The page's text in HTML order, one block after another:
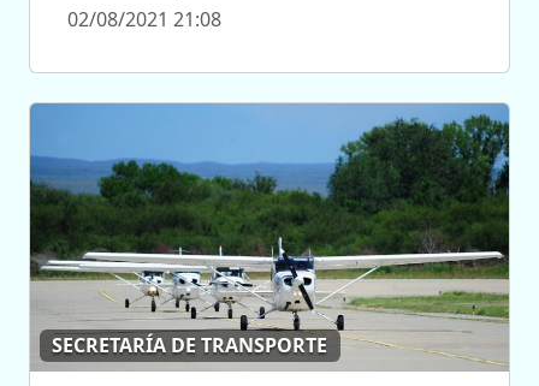
02/08/2021 21:08
SECRETARÍA DE TRANSPORTE